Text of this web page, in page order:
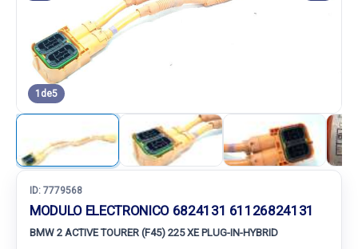
1 de5
ID: 7779568
MODULO ELECTRONICO 6824131 61126824131
BMW 2 ACTIVE TOURER (F45) 225 XE PLUG-IN-HYBRID